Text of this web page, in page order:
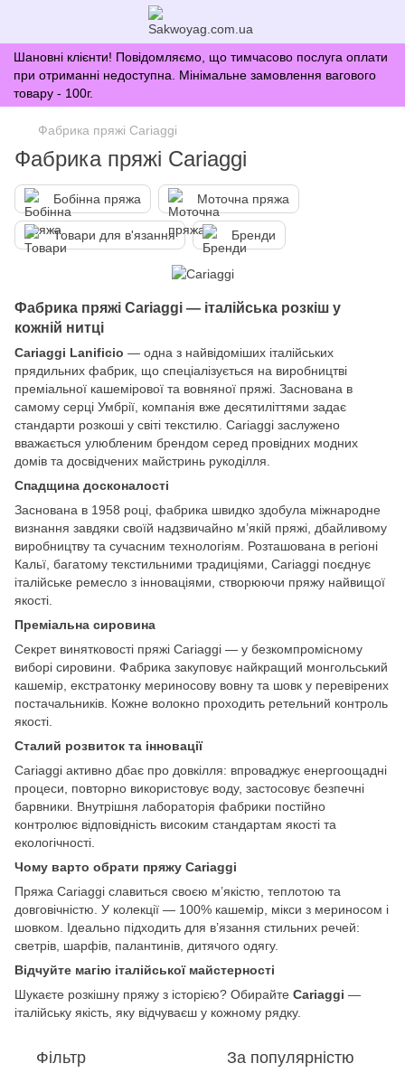
Шановні клієнти! Повідомляємо, що тимчасово послуга оплати
при отриманні недоступна. Мінімальне замовлення вагового
товару - 100г.
Фабрика пряжі Cariaggi
Фабрика пряжі Cariaggi
Бобінна пряжа Моточна пряжа
Товари для в'язання Бренди
Фабрика пряжі Cariaggi — італійська розкіш у
кожній нитці
Cariaggi Lanificio — одна з найвідоміших італійських
прядильних фабрик, що спеціалізується на виробництві
преміальної кашемірової та вовняної пряжі. Заснована в
самому серці Умбрії, компанія вже десятиліттями задає
стандарти розкоші у світі текстилю. Cariaggi заслужено
вважається улюбленим брендом серед провідних модних
домів та досвідчених майстринь рукоділля.
Спадщина досконалості
Заснована в 1958 році, фабрика швидко здобула міжнародне
визнання завдяки своїй надзвичайно м’якій пряжі, дбайливому
виробництву та сучасним технологіям. Розташована в регіоні
Кальї, багатому текстильними традиціями, Cariaggi поєднує
італійське ремесло з інноваціями, створюючи пряжу найвищої
якості.
Преміальна сировина
Секрет винятковості пряжі Cariaggi — у безкомпромісному
виборі сировини. Фабрика закуповує найкращий монгольський
кашемір, екстратонку мериносову вовну та шовк у перевірених
постачальників. Кожне волокно проходить ретельний контроль
якості.
Сталий розвиток та інновації
Cariaggi активно дбає про довкілля: впроваджує енергоощадні
процеси, повторно використовує воду, застосовує безпечні
барвники. Внутрішня лабораторія фабрики постійно
контролює відповідність високим стандартам якості та
екологічності.
Чому варто обрати пряжу Cariaggi
Пряжа Cariaggi славиться своєю м’якістю, теплотою та
довговічністю. У колекції — 100% кашемір, мікси з мериносом і
шовком. Ідеально підходить для в’язання стильних речей:
светрів, шарфів, палантинів, дитячого одягу.
Відчуйте магію італійської майстерності
Шукаєте розкішну пряжу з історією? Обирайте Cariaggi —
італійську якість, яку відчуваєш у кожному рядку.
Фільтр За популярністю